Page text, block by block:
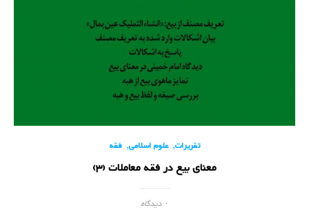
تقریرات,علوم اسلامی, فقه
معنای بیع در فقه معاملات (3)
۰ دیدگاه